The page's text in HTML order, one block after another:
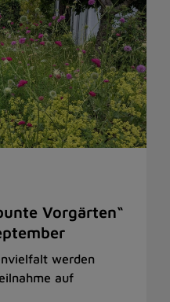
Vorgärten“
werden
auf